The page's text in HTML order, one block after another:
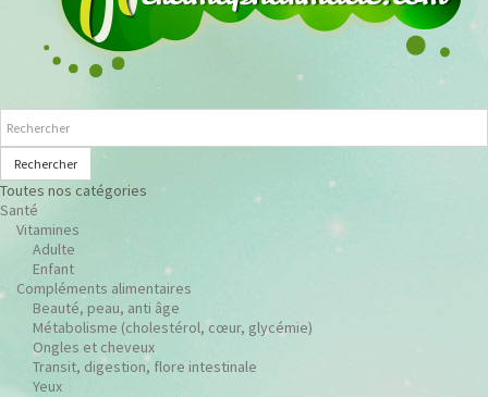
Rechercher
Toutes nos catégories
Santé
Vitamines
Adulte
Enfant
Compléments alimentaires
Beauté, peau, anti âge
Métabolisme (cholestérol, cœur, glycémie)
Ongles et cheveux
Transit, digestion, flore intestinale
Yeux